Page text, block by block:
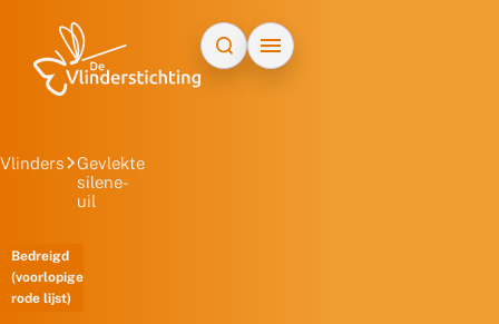
Vlinders
Gevlekte
silene-
uil
Bedreigd
(voorlopige
rode lijst)